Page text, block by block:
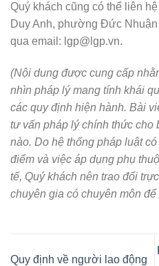
Quý khách cũng có thể liên
Duy Anh, phường Đức
qua email: lgp@lgp.vn.
(Nội dung được cung cấp
nhìn pháp lý mang tính khái
các quy định hiện hành. Bài
tư vấn pháp lý chính thức cho
nào. Do hệ thống pháp luật
điểm và việc áp dụng phụ
tế, Quý khách nên trao đổi
chuyên gia có chuyên môn
Quy định về người lao động